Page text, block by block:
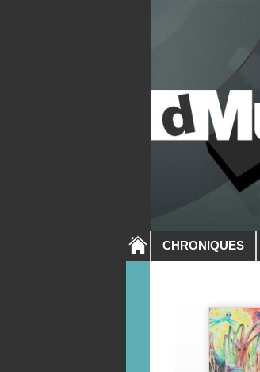
CHRONIQUES